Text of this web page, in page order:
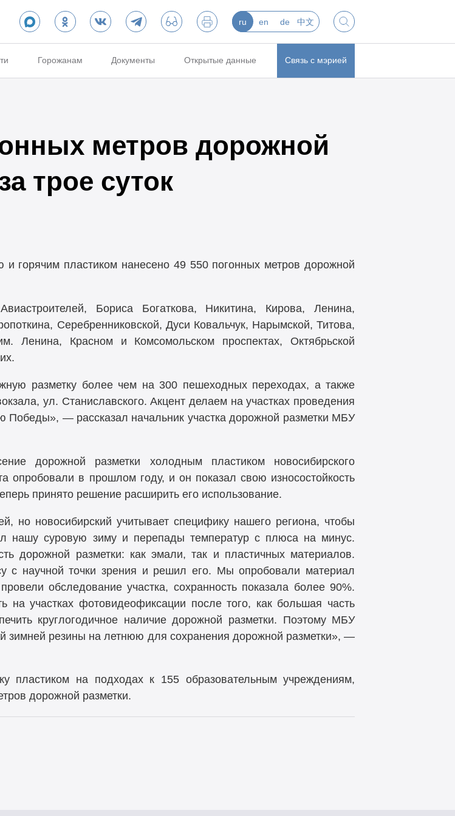
ru en de 中文
Горожанам Документы Открытые данные Связь с мэрией
метров дорожной
трое суток
горячим пластиком нанесено 49 550 погонных метров дорожной
Бориса Богаткова, Никитина, Кирова, Ленина,
Серебренниковской, Дуси Ковальчук, Нарымской, Титова,
Ленина, Красном и Комсомольском проспектах, Октябрьской
разметку более чем на 300 пешеходных переходах, а также
ул. Станиславского. Акцент делаем на участках проведения
Победы», — рассказал начальник участка дорожной разметки МБУ
дорожной разметки холодным пластиком новосибирского
опробовали в прошлом году, и он показал свою износостойкость
принято решение расширить его использование.
но новосибирский учитывает специфику нашего региона, чтобы
нашу суровую зиму и перепады температур с плюса на минус.
дорожной разметки: как эмали, так и пластичных материалов.
с научной точки зрения и решил его. Мы опробовали материал
обследование участка, сохранность показала более 90%.
на участках фотовидеофиксации после того, как большая часть
круглогодичное наличие дорожной разметки. Поэтому МБУ
зимней резины на летнюю для сохранения дорожной разметки», —
пластиком на подходах к 155 образовательным учреждениям,
дорожной разметки.